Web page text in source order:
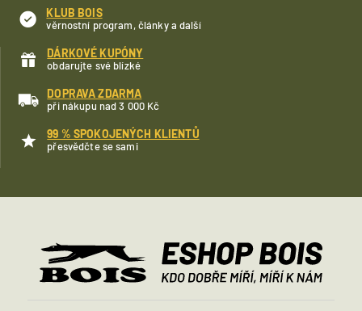
a
y
i
KLUB BOIS
věrnostní program, články a další
DÁRKOVÉ KUPÓNY
obdarujte své blízké
DOPRAVA ZDARMA
při nákupu nad 3 000 Kč
99 % SPOKOJENÝCH KLIENTŮ
přesvědčte se sami